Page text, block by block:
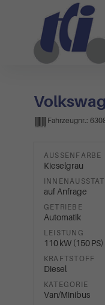
Fahrzeugnr.:
AUSSENFARBE
Kieselgrau
auf Anfrage
GETRIEBE
Automatik
LEISTUNG
110 kW (150 PS)
KRAFTSTOFF
Diesel
KATEGORIE
Van/Minibus